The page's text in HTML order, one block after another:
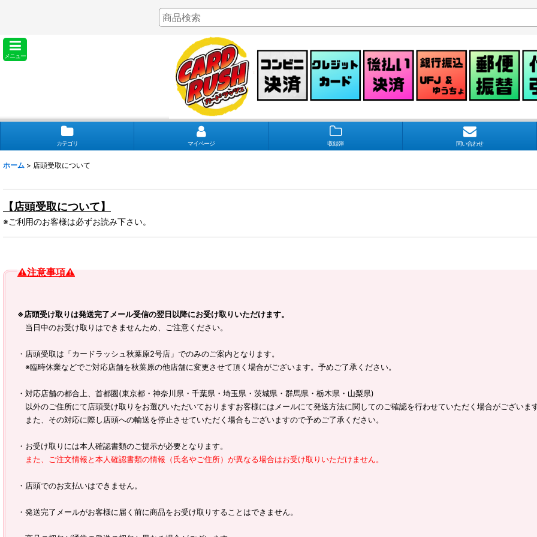
メニュー
カテゴリ マイページ 収録弾 問い合わせ
ホーム > 店頭受取について
【店頭受取について】
※ご利用のお客様は必ずお読み下さい。
⚠注意事項⚠
※店頭受け取りは発送完了メール受信の翌日以降にお受け取りいただけます。
当日中のお受け取りはできませんため、ご注意ください。
・店頭受取は「カードラッシュ秋葉原2号店」でのみのご案内となります。
※臨時休業などでご対応店舗を秋葉原の他店舗に変更させて頂く場合がございます。予めご了承ください。
・対応店舗の都合上、首都圏(東京都・神奈川県・千葉県・埼玉県・茨城県・群馬県・栃木県・山梨県)
以外のご住所にて店頭受け取りをお選びいただいておりますお客様にはメールにて発送方法に関してのご確認を行わせていただく場合がございま
また、その対応に際し店頭への輸送を停止させていただく場合もございますので予めご了承ください。
・お受け取りには本人確認書類のご提示が必要となります。
また、ご注文情報と本人確認書類の情報（氏名やご住所）が異なる場合はお受け取りいただけません。
・店頭でのお支払いはできません。
・発送完了メールがお客様に届く前に商品をお受け取りすることはできません。